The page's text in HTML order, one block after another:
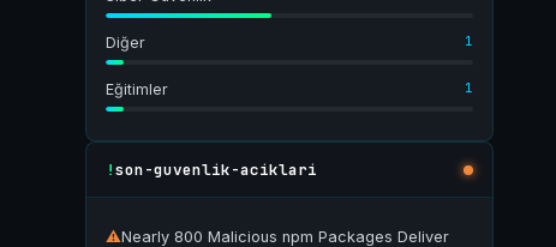
Diğer 1
Eğitimler 1
!son-guvenlik-aciklari
⚠Nearly 800 Malicious npm Packages Deliver